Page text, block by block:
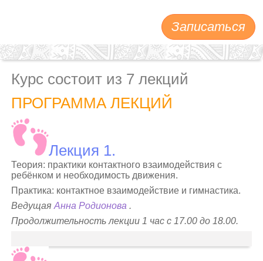
Записаться
Курс состоит из 7 лекций
ПРОГРАММА ЛЕКЦИЙ
Лекция 1.
Теория: практики контактного взаимодействия с
ребёнком и необходимость движения.
Практика: контактное взаимодействие и гимнастика.
ВедущаяАнна Родионова .
Продолжительность лекции 1 час с 17.00 до 18.00.